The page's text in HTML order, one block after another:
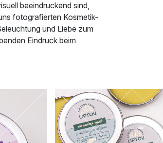
beeindruckend sind,
fotografierten Kosmetik-
und Liebe zum
Eindruck beim